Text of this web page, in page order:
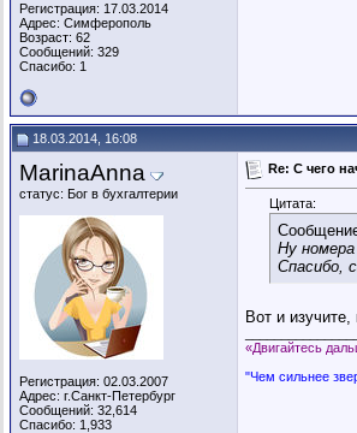
Регистрация: 17.03.2014
Адрес: Симферополь
Возраст: 62
Сообщений: 329
Спасибо: 1
18.03.2014, 16:08
MarinaAnna
статус: Бог в бухгалтерии
Регистрация: 02.03.2007
Адрес: г.Санкт-Петербург
Сообщений: 32,614
Спасибо: 1,933
Re: C чего
Цитата:
Ну
Спасибо,
Вот и
«Двигайтесь
"Чем сильнее